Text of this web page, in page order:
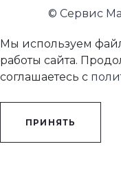
© Сервис
Мы используем
работы сайта.
соглашаетесь с
ПРИНЯТЬ